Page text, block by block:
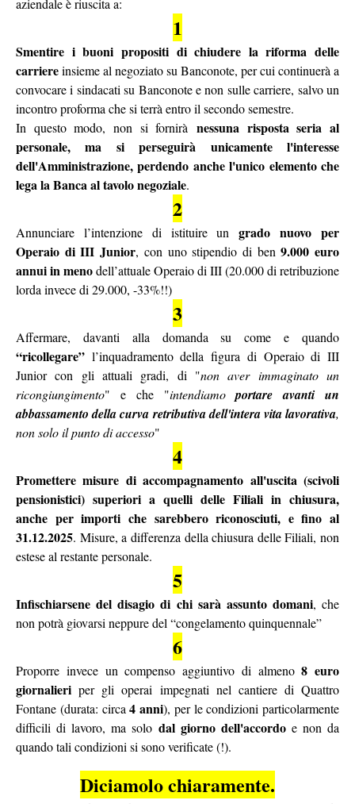
aziendale è riuscita a:
1
Smentire i buoni propositi di chiudere la riforma delle
carriereinsieme al negoziato su Banconote, per cui continuerà a
convocare i sindacati su Banconote e non sulle carriere, salvo un
incontro proforma che si terrà entro il secondo semestre.
In questo modo, non si fornirà nessuna risposta seria al
personale, ma si perseguirà unicamente l'interesse
dell'Amministrazione, perdendo anche l'unico elemento che
lega la Banca al tavolo negoziale.
2
Annunciare l’intenzione di istituire ungrado nuovo per
Operaio di III Junior, con uno stipendio di ben9.000 euro
annui in menodell’attuale Operaio di III (20.000 di retribuzione
lorda invece di 29.000, -33%!!)
3
Affermare, davanti alla domanda su come e quando
“ricollegare” l’inquadramento della figura di Operaio di III
Junior con gli attuali gradi, di "non aver immaginato un
ricongiungimento" e che "intendiamoportare avanti un
abbassamento della curva retributiva dell'intera vita lavorativa,
non solo il punto di accesso"
4
Promettere misure di accompagnamento all'uscita (scivoli
pensionistici) superiori a quelli delle Filiali in chiusura,
anche per importi che sarebbero riconosciuti, e fino al
31.12.2025. Misure, a differenza della chiusura delle Filiali, non
estese al restante personale.
5
Infischiarsene del disagio di chi sarà assunto domani, che
non potrà giovarsi neppure del “congelamento quinquennale”
6
Proporre invece un compenso aggiuntivo di almeno8 euro
giornalieri per gli operai impegnati nel cantiere di Quattro
Fontane (durata: circa4 anni), per le condizioni particolarmente
difficili di lavoro, ma solo dal giorno dell'accordoe non da
quando tali condizioni si sono verificate (!).
Diciamolo chiaramente.